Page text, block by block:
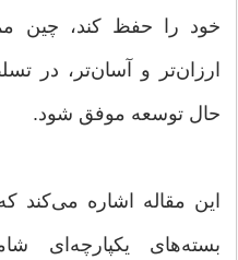
خود را حفظ کند، چین
ارزان‌تر و آسان‌تر، در
حال توسعه موفق شود.
این مقاله اشاره می‌کند
بسته‌های یکپارچه‌ای